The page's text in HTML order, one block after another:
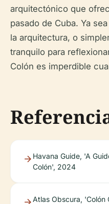
arquitectónico que
pasado de Cuba. Ya
la arquitectura, o
tranquilo para
Colón es imperdible
Havana Guide, 'A
Colón', 2024
Atlas Obscura, 'Colón